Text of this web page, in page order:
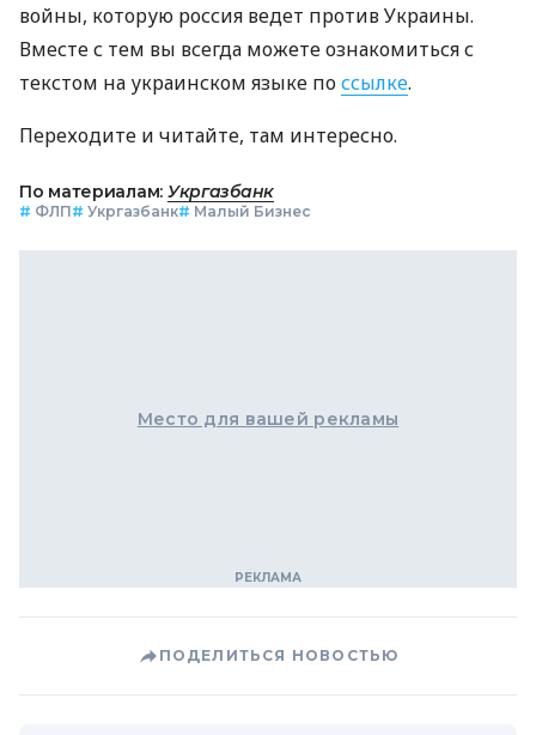
войны, которую россия ведет против Украины.
Вместе с тем вы всегда можете ознакомиться с
текстом на украинском языке поссылке.
Переходите и читайте, там интересно.
По материалам: Укргазбанк
# ФЛП# Укргазбанк# Малый Бизнес
Место для вашей рекламы
ПОДЕЛИТЬСЯ НОВОСТЬЮ